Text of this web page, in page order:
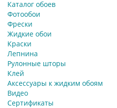
Каталог обоев
Фотообои
Фрески
Жидкие обои
Краски
Лепнина
Рулонные шторы
Клей
Аксессуары к жидким обоям
Видео
Сертификаты